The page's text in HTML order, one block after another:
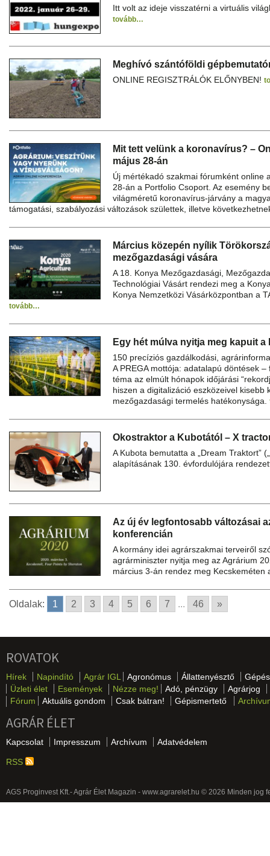
Itt volt az ideje visszatérni a virtuális
tovább…
Meghívó szántóföldi
ONLINE REGISZTRÁLÓK ELŐNYBEN!
Mit tett velünk a koronavírus? –
május 28-án
Új mértékadó szakmai fórumként online
28-án a Portfolio Csoport. Az esemény
világméretű koronavírus-járvány a
támogatási, szabályozási változások születtek, illetve
Március közepén nyílik
mezőgazdasági vására
A 18. Konya Mezőgazdasági,
Technológiai Vásárt rendezi meg a
Konya Nemzetközi Vásárközpontban a
tovább…
Egy hét múlva nyitja meg kapuit a
150 precíziós gazdálkodási,
A PREGA mottója: adatalapú döntések
téma az elmúlt hónapok időjárási
hiszen a digitalizáció eszközeivel kisebb
mezőgazdasági termelés hatékonysága.
Okostraktor a Kubotától – X
A Kubota bemutatta a „Dream Traktort”
alapításának 130. évfordulójára
Az új év legfontosabb változásai
konferencián
A kormány idei agrárszakmai terveiről
agrárminiszter nyitja meg az Agrárium
március 3-án rendez meg
Oldalak: 1 2 3 4 5 6 7 ... 46 »
ROVATOK
Hírek Napindító Agrár IGL Agronómus Állattenyésztő
Üzleti élet
Események Nézze meg! Adó, pénzügy
Agrárjog
Fórum
Aktuális gondom Csak bátran! Gépismertető
AGRÁR ÉLET
Kapcsolat Impresszum Archívum Adatvédelem
RSS
AGS Proginvest Kft.- Agrár Élet Magazin - www.agrarelet.hu © 2026 Minden jog